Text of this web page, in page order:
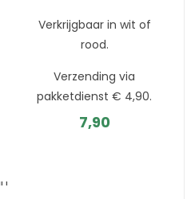
Verkrijgbaar in wit of
rood.
Verzending via
pakketdienst € 4,90.
7,90